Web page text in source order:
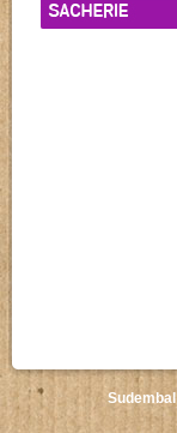
Sudembal